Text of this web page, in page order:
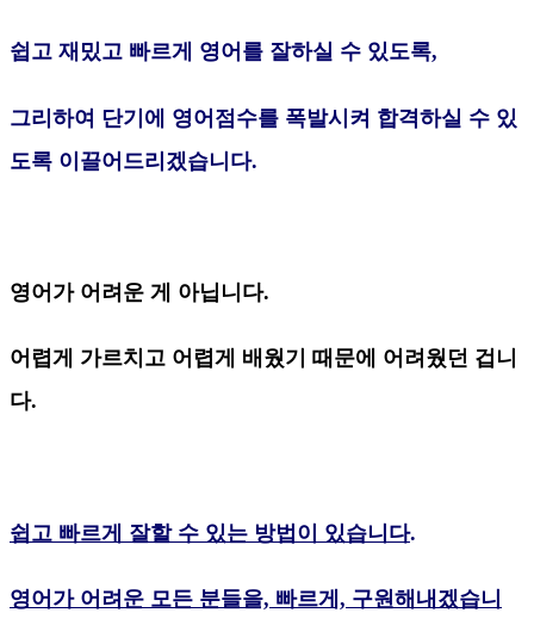
쉽고 재밌고 빠르게 영어를 잘하실 수 있도록,
그리하여 단기에 영어점수를 폭발시켜 합격하실 수 있
도록 이끌어드리겠습니다.
영어가 어려운 게 아닙니다.
어렵게 가르치고 어렵게 배웠기 때문에 어려웠던 겁니
다.
쉽고 빠르게 잘할 수 있는 방법이 있습니다.
영어가 어려운 모든 분들을, 빠르게, 구원해내겠습니